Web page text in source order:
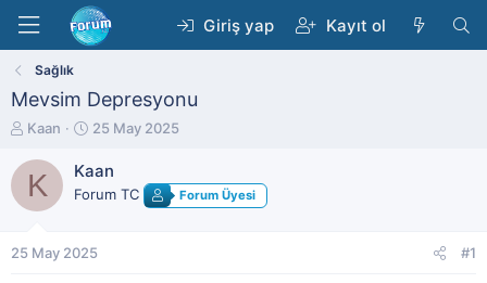
Giriş yap Kayıt ol
Sağlık
Mevsim Depresyonu
K
n
b
u
b
Kaan
B
ş
a
g
ı
25 May 2025
K Kaan
Forum TC Forum Üyesi
25 May 2025 #1